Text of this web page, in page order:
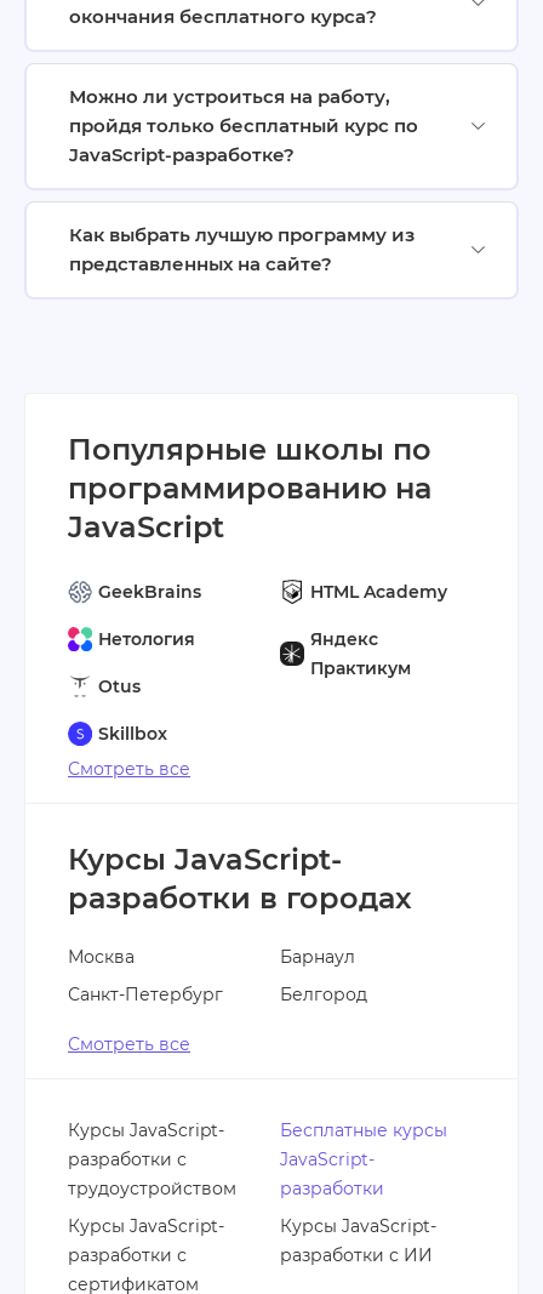
окончания бесплатного курса?
Можно ли устроиться на работу,
пройдя только бесплатный курс по
JavaScript-разработке?
Как выбрать лучшую программу из
представленных на сайте?
Популярные школы по
программированию на
JavaScript
GeekBrains
Нетология
Otus
Skillbox
HTML Academy
Яндекс
Практикум
Смотреть все
Курсы JavaScript-
разработки в городах
Москва
Санкт-Петербург
Барнаул
Белгород
Смотреть все
Курсы JavaScript-
разработки с
трудоустройством
Курсы JavaScript-
разработки с
сертификатом
Бесплатные курсы
JavaScript-
разработки
Курсы JavaScript-
разработки с ИИ